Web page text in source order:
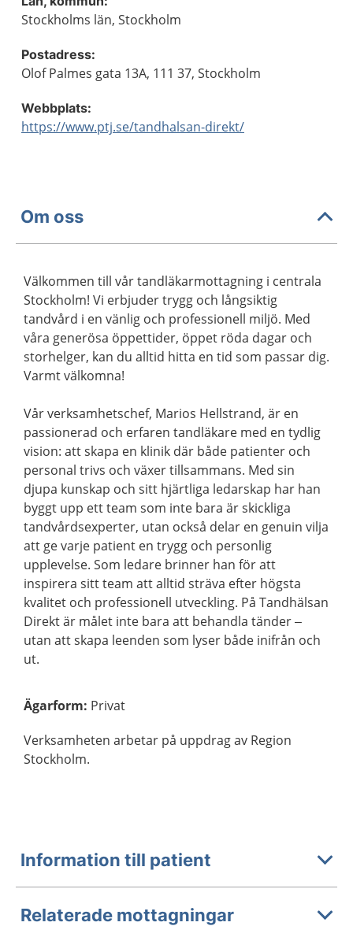
Stockholms län, Stockholm
Postadress:
Olof Palmes gata 13A, 111 37, Stockholm
Webbplats:
https://www.ptj.se/tandhalsan-direkt/
Om oss
Välkommen till vår tandläkarmottagning i centrala
Stockholm! Vi erbjuder trygg och långsiktig
tandvård i en vänlig och professionell miljö. Med
våra generösa öppettider, öppet röda dagar och
storhelger, kan du alltid hitta en tid som passar dig.
Varmt välkomna!
Vår verksamhetschef, Marios Hellstrand, är en
passionerad och erfaren tandläkare med en tydlig
vision: att skapa en klinik där både patienter och
personal trivs och växer tillsammans. Med sin
djupa kunskap och sitt hjärtliga ledarskap har han
byggt upp ett team som inte bara är skickliga
tandvårdsexperter, utan också delar en genuin vilja
att ge varje patient en trygg och personlig
upplevelse. Som ledare brinner han för att
inspirera sitt team att alltid sträva efter högsta
kvalitet och professionell utveckling. På Tandhälsan
Direkt är målet inte bara att behandla tänder –
utan att skapa leenden som lyser både inifrån och
ut.
Ägarform: Privat
Verksamheten arbetar på uppdrag av Region
Stockholm.
Information till patient
Relaterade mottagningar